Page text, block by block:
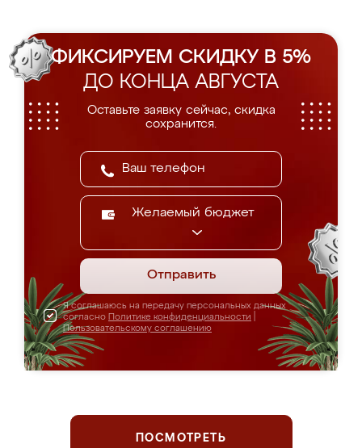
ФИКСИРУЕМ СКИДКУ В 5%
ДО КОНЦА АВГУСТА
Оставьте заявку сейчас, скидка
сохранится.
Желаемый бюджет
Отправить
Я соглашаюсь на передачу персональных данных
согласно Политике конфиденциальности
Пользовательскому соглашению
ПОСМОТРЕТЬ